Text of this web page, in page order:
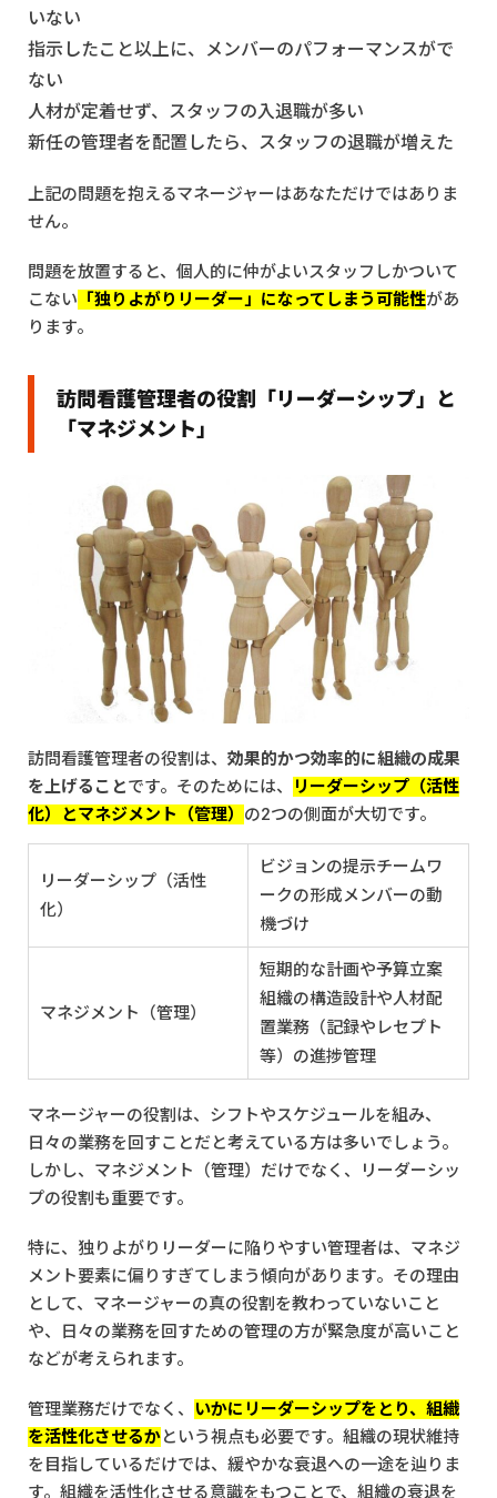
いない
指示したこと以上に、メンバーのパフォーマンスがで
ない
人材が定着せず、スタッフの入退職が多い
新任の管理者を配置したら、スタッフの退職が増えた
上記の問題を抱えるマネージャーはあなただけではありま
せん。
問題を放置すると、個人的に仲がよいスタッフしかついて
こない 「独りよがりリーダー」になってしまう可能性があ
ります。
訪問看護管理者の役割「リーダーシップ」と
「マネジメント」
訪問看護管理者の役割は、 効果的かつ効率的に組織の成果
を上げることです。そのためには、
リーダーシップ（活性
化）とマネジメント（管理） の2つの側面が大切です。
リーダーシップ（活性
化）
ビジョンの提示チームワ
ークの形成メンバーの動
機づけ
マネジメント（管理）
短期的な計画や予算立案
組織の構造設計や人材配
置業務（記録やレセプト
等）の進捗管理
マネージャーの役割は、シフトやスケジュールを組み、
日々の業務を回すことだと考えている方は多いでしょう。
しかし、マネジメント（管理）だけでなく、リーダーシッ
プの役割も重要です。
特に、独りよがりリーダーに陥りやすい管理者は、マネジ
メント要素に偏りすぎてしまう傾向があります。その理由
として、マネージャーの真の役割を教わっていないこと
や、日々の業務を回すための管理の方が緊急度が高いこと
などが考えられます。
管理業務だけでなく、
いかにリーダーシップをとり、組織
を活性化させるかという視点も必要です。組織の現状維持
を目指しているだけでは、緩やかな衰退への一途を辿りま
す。組織を活性化させる意識をもつことで、組織の衰退を